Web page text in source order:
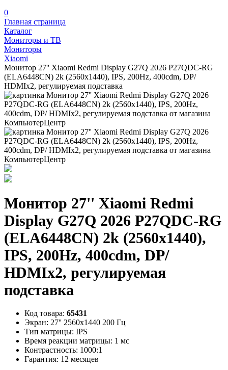
0
Главная страница
Каталог
Мониторы и ТВ
Мониторы
Xiaomi
Монитор 27'' Xiaomi Redmi Display G27Q 2026 P27QDC-RG
(ELA6448CN) 2k (2560x1440), IPS, 200Hz, 400cdm, DP/
HDMIx2, регулируемая подставка
Монитор 27'' Xiaomi Redmi
Display G27Q 2026 P27QDC-RG
(ELA6448CN) 2k (2560x1440),
IPS, 200Hz, 400cdm, DP/
HDMIx2, регулируемая
подставка
Код товара: 65431
Экран: 27'' 2560x1440 200 Гц
Тип матрицы: IPS
Время реакции матрицы: 1 мс
Контрастность: 1000:1
Гарантия: 12 месяцев